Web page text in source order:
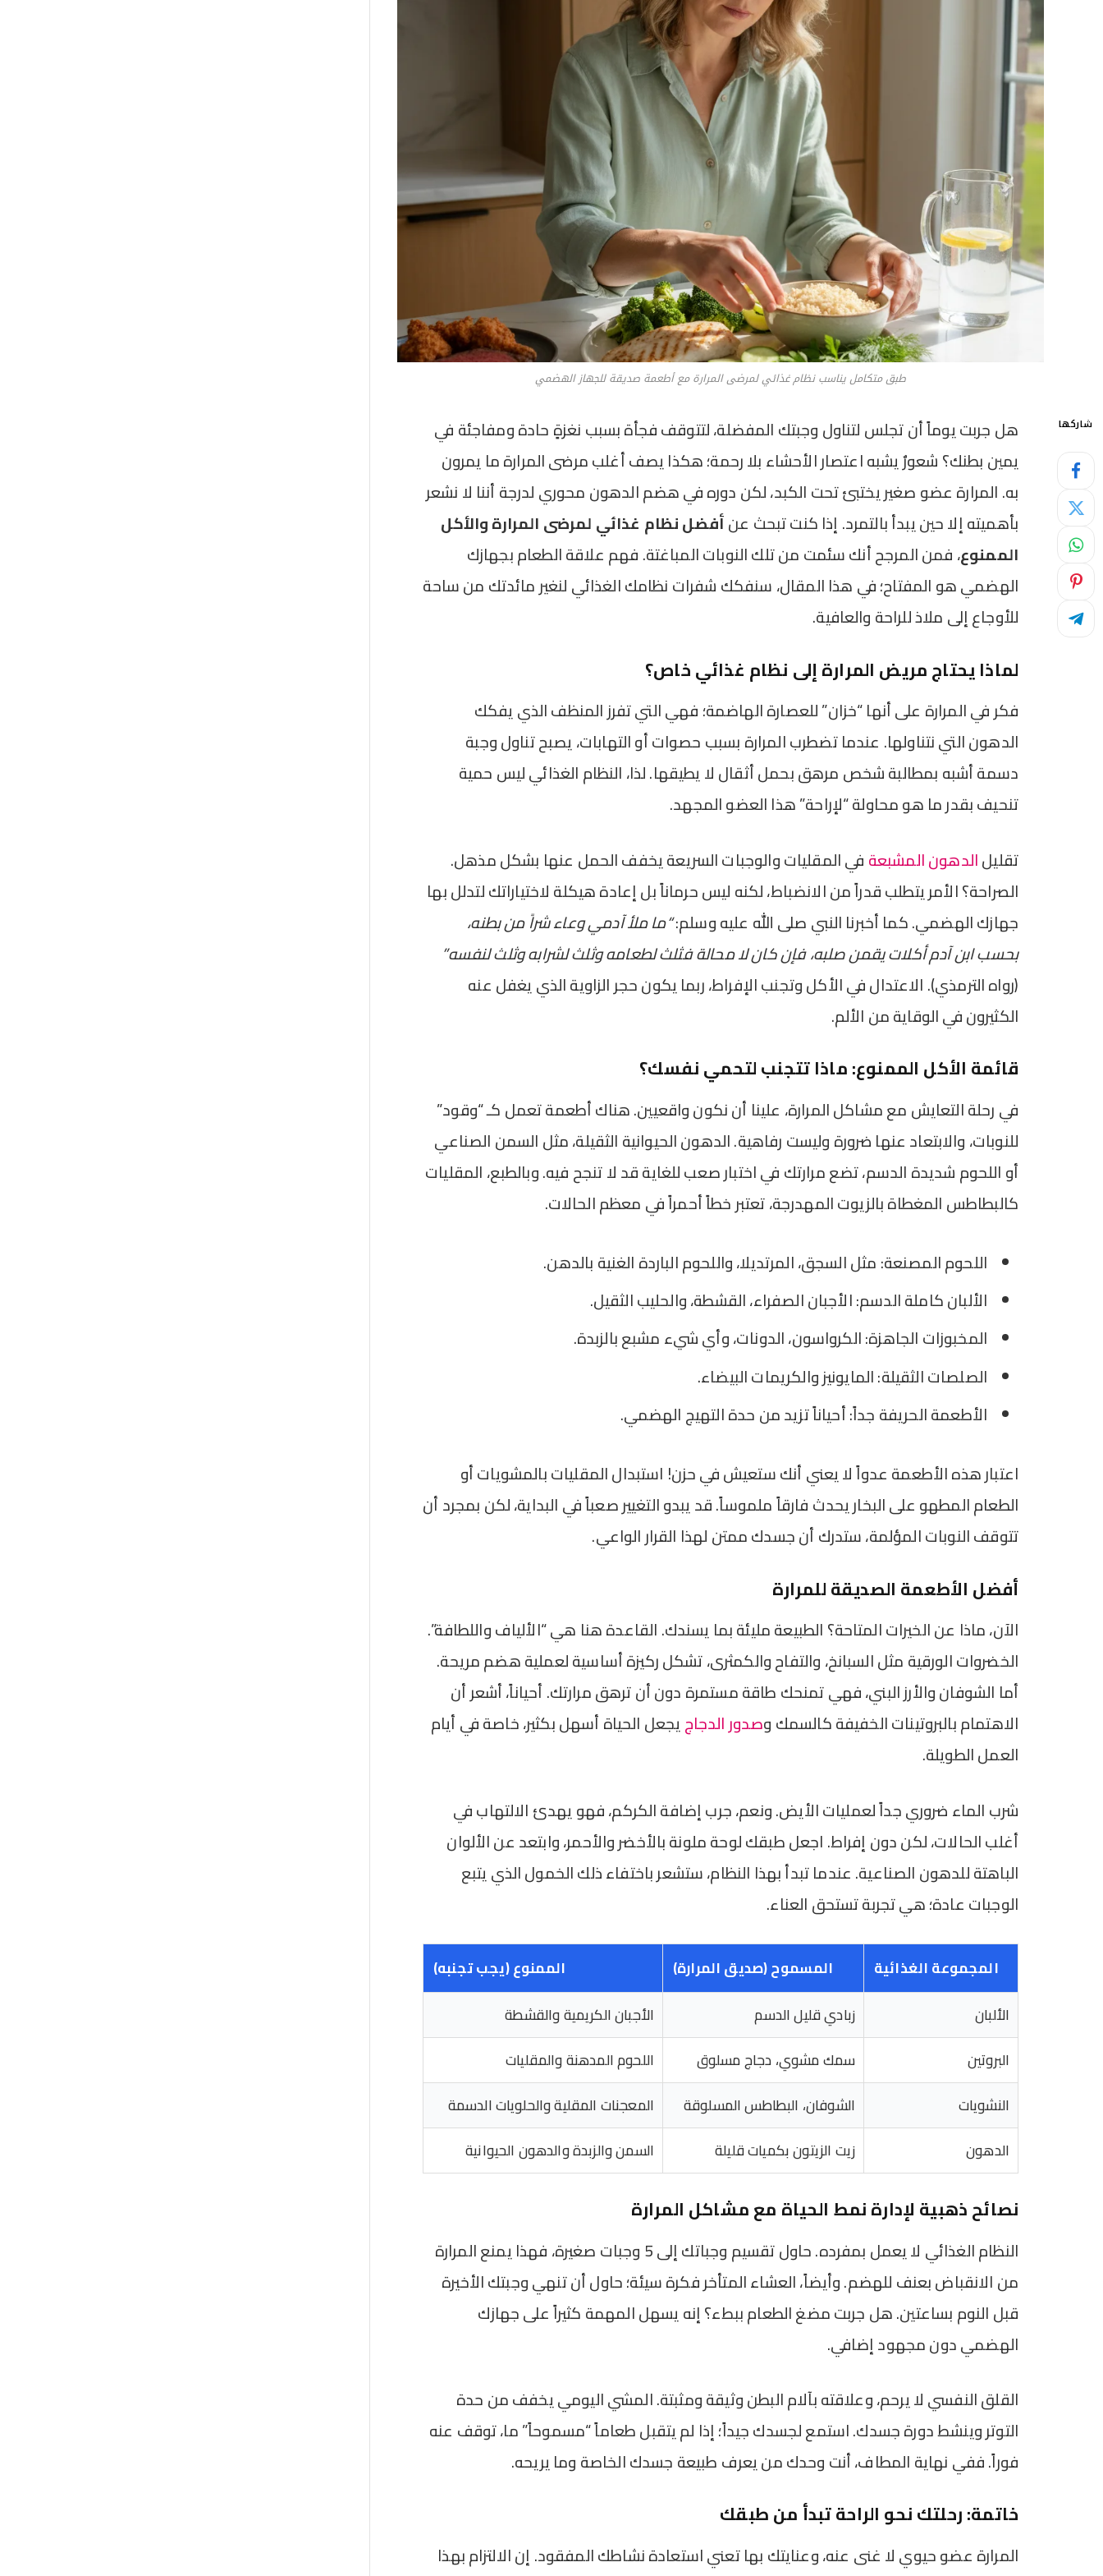
طبق متكامل يناسب نظام غذائي لمرضى المرارة مع أطعمة صديقة للجهاز الهضمي
شاركها
هل جربت يوماً أن تجلس لتناول وجبتك المفضلة، لتتوقف فجأة بسبب نغزةٍ حادة ومفاجئة في
يمين بطنك؟ شعورٌ يشبه اعتصار الأحشاء بلا رحمة؛ هكذا يصف أغلب مرضى المرارة ما يمرون
به. المرارة عضو صغير يختبئ تحت الكبد، لكن دوره في هضم الدهون محوري لدرجة أننا لا نشعر
بأهميته إلا حين يبدأ بالتمرد. إذا كنت تبحث عنأفضل نظام غذائي لمرضى المرارة والأكل
الممنوع، فمن المرجح أنك سئمت من تلك النوبات المباغتة. فهم علاقة الطعام بجهازك
الهضمي هو المفتاح؛ في هذا المقال، سنفكك شفرات نظامك الغذائي لنغير مائدتك من ساحة
للأوجاع إلى ملاذ للراحة والعافية.
لماذا يحتاج مريض المرارة إلى نظام غذائي خاص؟
فكر في المرارة على أنها “خزان” للعصارة الهاضمة؛ فهي التي تفرز المنظف الذي يفكك
الدهون التي نتناولها. عندما تضطرب المرارة بسبب حصوات أو التهابات، يصبح تناول وجبة
دسمة أشبه بمطالبة شخص مرهق بحمل أثقال لا يطيقها. لذا، النظام الغذائي ليس حمية
تنحيف بقدر ما هو محاولة “لإراحة” هذا العضو المجهد.
تقليلالدهون المشبعةفي المقليات والوجبات السريعة يخفف الحمل عنها بشكل مذهل.
الصراحة؟ الأمر يتطلب قدراً من الانضباط، لكنه ليس حرماناً بل إعادة هيكلة لاختياراتك لتدلل بها
جهازك الهضمي. كما أخبرنا النبي صلى الله عليه وسلم:“ما ملأ آدمي وعاء شراً من بطنه،
بحسب ابن آدم أكلات يقمن صلبه، فإن كان لا محالة فثلث لطعامه وثلث لشرابه وثلث لنفسه”
(رواه الترمذي). الاعتدال في الأكل وتجنب الإفراط، ربما يكون حجر الزاوية الذي يغفل عنه
الكثيرون في الوقاية من الألم.
قائمة الأكل الممنوع: ماذا تتجنب لتحمي نفسك؟
في رحلة التعايش مع مشاكل المرارة، علينا أن نكون واقعيين. هناك أطعمة تعمل كـ “وقود”
للنوبات، والابتعاد عنها ضرورة وليست رفاهية. الدهون الحيوانية الثقيلة، مثل السمن الصناعي
أو اللحوم شديدة الدسم، تضع مرارتك في اختبار صعب للغاية قد لا تنجح فيه. وبالطبع، المقليات
كالبطاطس المغطاة بالزيوت المهدرجة، تعتبر خطاً أحمراً في معظم الحالات.
اللحوم المصنعة: مثل السجق، المرتديلا، واللحوم الباردة الغنية بالدهن.
الألبان كاملة الدسم: الأجبان الصفراء، القشطة، والحليب الثقيل.
المخبوزات الجاهزة: الكرواسون، الدونات، وأي شيء مشبع بالزبدة.
الصلصات الثقيلة: المايونيز والكريمات البيضاء.
الأطعمة الحريفة جداً: أحياناً تزيد من حدة التهيج الهضمي.
اعتبار هذه الأطعمة عدواً لا يعني أنك ستعيش في حزن! استبدال المقليات بالمشويات أو
الطعام المطهو على البخار يحدث فارقاً ملموساً. قد يبدو التغيير صعباً في البداية، لكن بمجرد أن
تتوقف النوبات المؤلمة، ستدرك أن جسدك ممتن لهذا القرار الواعي.
أفضل الأطعمة الصديقة للمرارة
الآن، ماذا عن الخيرات المتاحة؟ الطبيعة مليئة بما يسندك. القاعدة هنا هي “الألياف واللطافة”.
الخضروات الورقية مثل السبانخ، والتفاح والكمثرى، تشكل ركيزة أساسية لعملية هضم مريحة.
أما الشوفان والأرز البني، فهي تمنحك طاقة مستمرة دون أن ترهق مرارتك. أحياناً، أشعر أن
الاهتمام بالبروتينات الخفيفة كالسمك وصدور الدجاجيجعل الحياة أسهل بكثير، خاصة في أيام
العمل الطويلة.
شرب الماء ضروري جداً لعمليات الأيض. ونعم، جرب إضافة الكركم، فهو يهدئ الالتهاب في
أغلب الحالات، لكن دون إفراط. اجعل طبقك لوحة ملونة بالأخضر والأحمر، وابتعد عن الألوان
الباهتة للدهون الصناعية. عندما تبدأ بهذا النظام، ستشعر باختفاء ذلك الخمول الذي يتبع
الوجبات عادة؛ هي تجربة تستحق العناء.
المجموعة الغذائية المسموح (صديق المرارة)
الممنوع (يجب تجنبه)
الألبان
زبادي قليل الدسم
الأجبان الكريمية والقشطة
البروتين
سمك مشوي، دجاج مسلوق
اللحوم المدهنة والمقليات
النشويات
الشوفان، البطاطس المسلوقة
المعجنات المقلية والحلويات الدسمة
الدهون
زيت الزيتون بكميات قليلة السمن والزبدة والدهون الحيوانية
نصائح ذهبية لإدارة نمط الحياة مع مشاكل المرارة
النظام الغذائي لا يعمل بمفرده. حاول تقسيم وجباتك إلى 5 وجبات صغيرة، فهذا يمنع المرارة
من الانقباض بعنف للهضم. وأيضاً، العشاء المتأخر فكرة سيئة؛ حاول أن تنهي وجبتك الأخيرة
قبل النوم بساعتين. هل جربت مضغ الطعام ببطء؟ إنه يسهل المهمة كثيراً على جهازك
الهضمي دون مجهود إضافي.
القلق النفسي لا يرحم، وعلاقته بآلام البطن وثيقة ومثبتة. المشي اليومي يخفف من حدة
التوتر وينشط دورة جسدك. استمع لجسدك جيداً؛ إذا لم يتقبل طعاماً “مسموحاً” ما، توقف عنه
فوراً. ففي نهاية المطاف، أنت وحدك من يعرف طبيعة جسدك الخاصة وما يريحه.
خاتمة: رحلتك نحو الراحة تبدأ من طبقك
المرارة عضو حيوي لا غنى عنه، وعنايتك بها تعني استعادة نشاطك المفقود. إن الالتزام بهذا